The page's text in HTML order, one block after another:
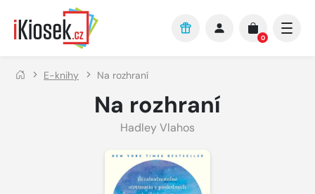
Přejít na hlavní obsah
0
E-knihy Na rozhraní
Na rozhraní
Hadley Vlahos